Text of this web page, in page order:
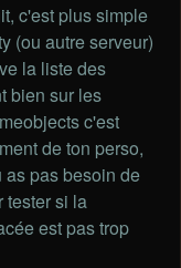
c'est plus simple
(ou autre serveur)
la liste des
bien sur les
c'est
de ton perso,
as pas besoin de
tester si la
est pas trop